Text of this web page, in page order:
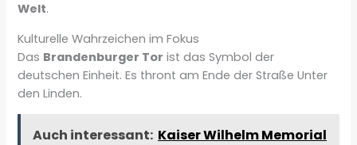
Welt.
Kulturelle Wahrzeichen im Fokus
Das Brandenburger Tor ist das Symbol der
deutschen Einheit. Es thront am Ende der Straße Unter
den Linden.
Auch interessant: Kaiser Wilhelm Memorial